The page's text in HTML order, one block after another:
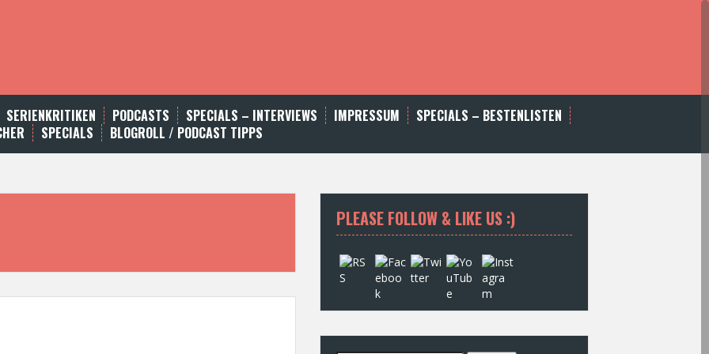
SERIENKRITIKEN PODCASTS SPECIALS – INTERVIEWS IMPRESSUM
SPECIALS – BESTENLISTEN
SPECIALS BLOGROLL / PODCAST TIPPS
PLEASE FOLLOW & LIKE US :)